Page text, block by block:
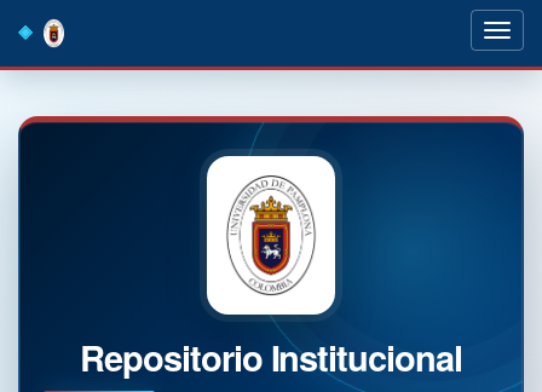
navigation
Repositorio Institucional